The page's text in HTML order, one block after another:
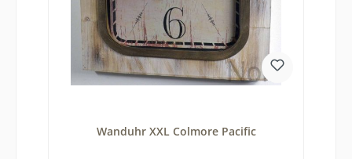
Wanduhr XXL Colmore Pacific